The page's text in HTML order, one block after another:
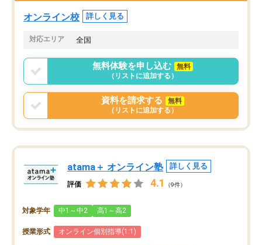
オンライン校 詳しく見る
対応エリア 全国
無料体験を申し込む
無料
（リストに追加する）
資料を請求する
無料
（リストに追加する）
atama＋ オンライン塾 詳しく見る
評価 4.1 （9件）
対象学年 中1～中2 高1～高2
授業形式 オンライン個別指導(1:1)